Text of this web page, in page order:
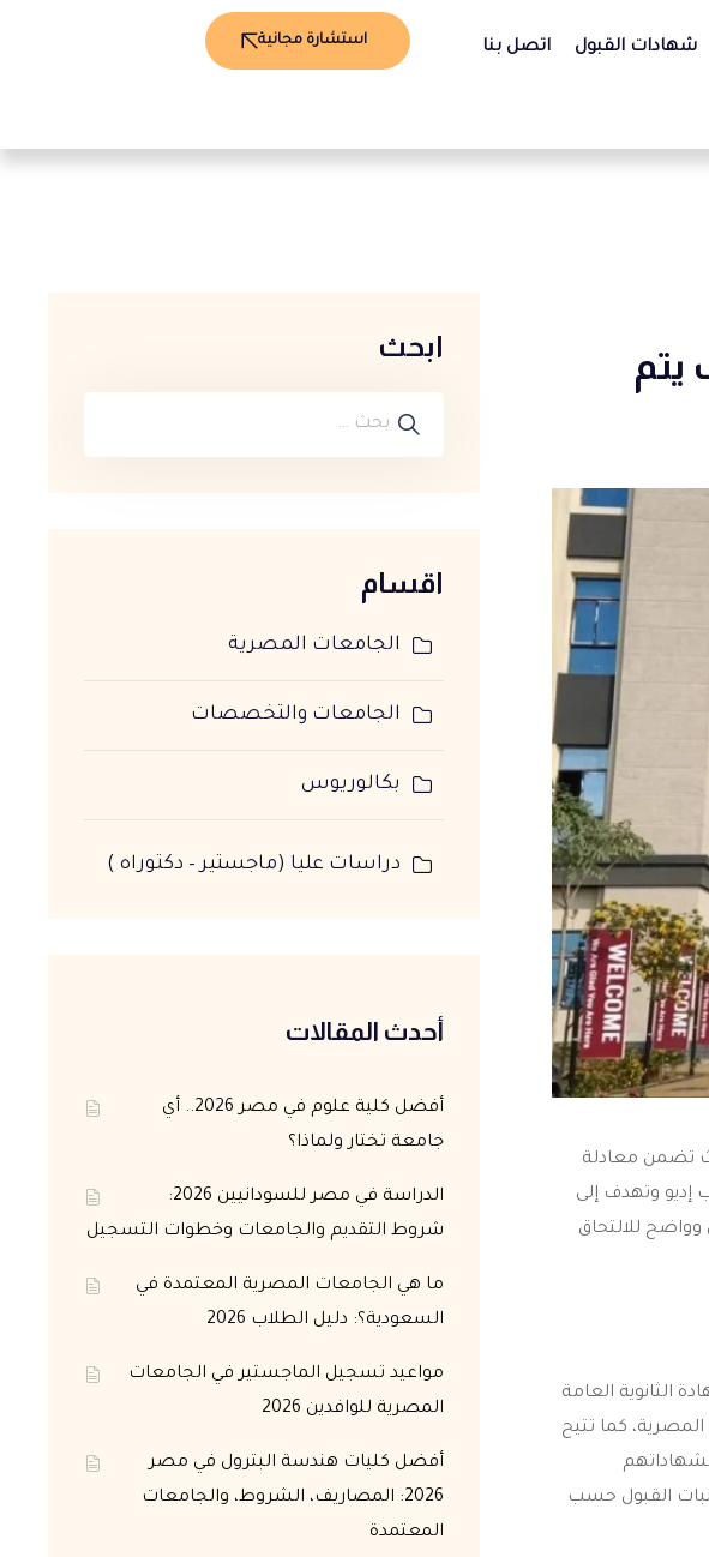
شهادات القبول اتصل بنا استشارة مجانية
يتم
التقديم للجامعات المصرية 2026، حيث تضمن معادلة
إديو وتهدف إلى
للالتحاق
الثانوية العامة
كما تتيح
القبول حسب
ابحث
اقسام
الجامعات المصرية
الجامعات والتخصصات
بكالوريوس
دراسات عليا (ماجستير – دكتوراه )
أحدث المقالات
أفضل كلية علوم في مصر 2026.. أي
جامعة تختار ولماذا؟
الدراسة في مصر للسودانيين 2026:
شروط التقديم والجامعات وخطوات التسجيل
ما هي الجامعات المصرية المعتمدة في
السعودية؟: دليل الطلاب 2026
مواعيد تسجيل الماجستير في الجامعات
المصرية للوافدين 2026
أفضل كليات هندسة البترول في مصر
2026: المصاريف، الشروط، والجامعات
المعتمدة